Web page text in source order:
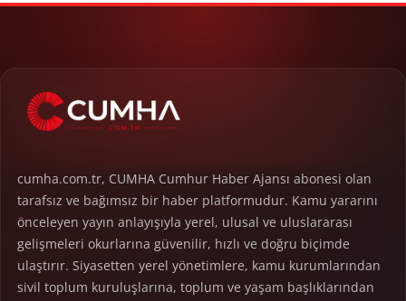
cumha.com.tr, CUMHA Cumhur Haber Ajansı abonesi olan
tarafsız ve bağımsız bir haber platformudur. Kamu yararını
önceleyen yayın anlayışıyla yerel, ulusal ve uluslararası
gelişmeleri okurlarına güvenilir, hızlı ve doğru biçimde
ulaştırır. Siyasetten yerel yönetimlere, kamu kurumlarından
sivil toplum kuruluşlarına, toplum ve yaşam başlıklarından